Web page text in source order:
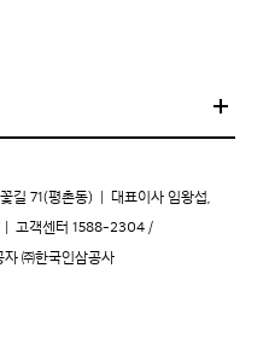
길 71(평촌동) 대표이사 임왕섭,
고객센터 1588-2304 /
자 ㈜한국인삼공사